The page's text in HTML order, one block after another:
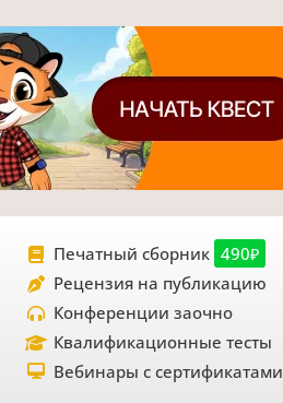
Печатный сборник 490₽
Рецензия на публикацию
Конференции заочно
Квалификационные тесты
Вебинары с сертификатами